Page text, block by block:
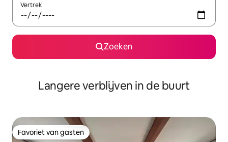
Vertrek
Zoeken
Langere verblijven in de buurt
Favoriet van gasten
Favoriet van gasten